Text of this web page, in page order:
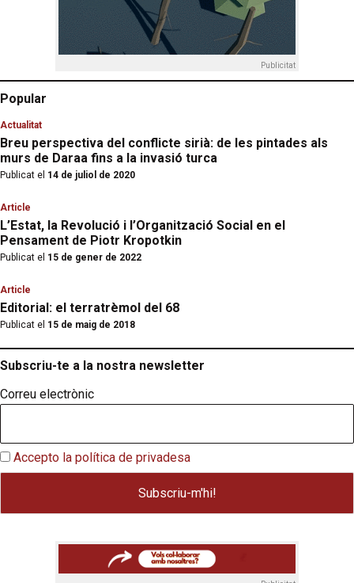
Publicitat
Popular
Actualitat
Breu perspectiva del conflicte sirià: de les pintades als
murs de Daraa fins a la invasió turca
Publicat el 14 de juliol de 2020
Article
L’Estat, la Revolució i l’Organització Social en el
Pensament de Piotr Kropotkin
Publicat el 15 de gener de 2022
Article
Editorial: el terratrèmol del 68
Publicat el 15 de maig de 2018
Subscriu-te a la nostra newsletter
Correu electrònic
Accepto la política de privadesa